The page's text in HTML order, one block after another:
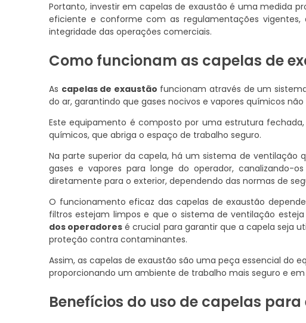
Portanto, investir em capelas de exaustão é uma medida
eficiente e conforme com as regulamentações
integridade das operações comerciais.
Como funcionam as capelas de
As capelas de exaustão funcionam através de um
do ar, garantindo que gases nocivos e vapores químicos
Este equipamento é composto por uma estrutura
químicos, que abriga o espaço de trabalho seguro.
Na parte superior da capela, há um sistema de ventilação
gases e vapores para longe do operador,
diretamente para o exterior, dependendo das normas de
O funcionamento eficaz das capelas de exaustão
filtros estejam limpos e que o sistema de ventilação
dos operadores é crucial para garantir que a capela seja
proteção contra contaminantes.
Assim, as capelas de exaustão são uma peça essencial do
proporcionando um ambiente de trabalho mais seguro e
Benefícios do uso de capelas